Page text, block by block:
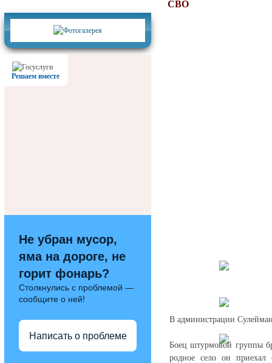
Решаем вместе
Не убран мусор,
яма на дороге, не
горит фонарь?
Столкнулись с проблемой —
сообщите о ней!
Написать о проблеме
СВО
В администрации
Боец штурмовой группы
родное село он